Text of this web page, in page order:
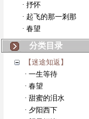
· 抒怀
· 起飞的那一剎那
· 春望
分类目录
【迷途知返】
· 一生等待
· 春望
· 甜蜜的泪水
· 夕阳西下